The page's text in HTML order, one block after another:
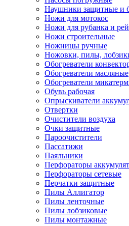
Наушники защитные и
Ножи для мотокос
Ножи для рубанка и
Ножи строительные
Ножницы ручные
Ножовки, пилы,
Обогреватели
Обогреватели масляные
Обогреватели
Обувь рабочая
Опрыскиватели
Отвертки
Очистители воздуха
Очки защитные
Пароочистители
Пассатижи
Паяльники
Перфораторы
Перфораторы сетевые
Перчатки защитные
Пилы Аллигатор
Пилы ленточные
Пилы лобзиковые
Пилы монтажные